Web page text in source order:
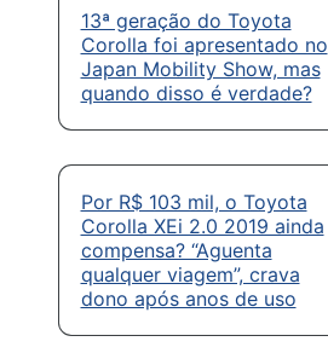
13ª geração do Toyota
Corolla foi apresentado no
Japan Mobility Show, mas
quando disso é verdade?
Por R$ 103 mil, o Toyota
Corolla XEi 2.0 2019 ainda
compensa? “Aguenta
qualquer viagem”, crava
dono após anos de uso